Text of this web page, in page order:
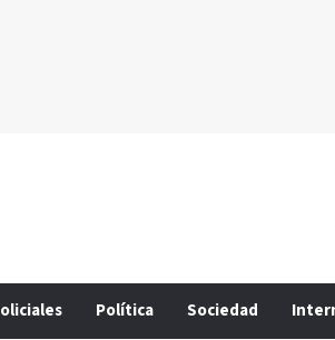
Política Sociedad